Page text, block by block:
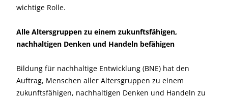
wichtige Rolle.
Alle Altersgruppen zu einem zukunftsfähigen,
nachhaltigen Denken und Handeln befähigen
Bildung für nachhaltige Entwicklung (BNE) hat den
Auftrag, Menschen aller Altersgruppen zu einem
zukunftsfähigen, nachhaltigen Denken und Handeln zu